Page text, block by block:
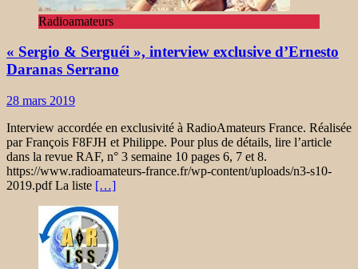
Radioamateurs
« Sergio & Serguéi », interview exclusive d’Ernesto
Daranas Serrano
28 mars 2019
Interview accordée en exclusivité à RadioAmateurs France. Réalisée
par François F8FJH et Philippe. Pour plus de détails, lire l’article
dans la revue RAF, n° 3 semaine 10 pages 6, 7 et 8.
https://www.radioamateurs-france.fr/wp-content/uploads/n3-s10-
2019.pdf La liste […]